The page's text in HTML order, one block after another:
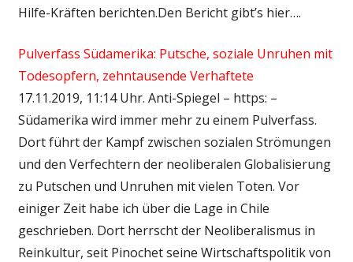
Hilfe-Kräften berichten.Den Bericht gibt’s hier….
Pulverfass Südamerika: Putsche, soziale Unruhen mit
Todesopfern, zehntausende Verhaftete
17.11.2019, 11:14 Uhr. Anti-Spiegel – https: –
Südamerika wird immer mehr zu einem Pulverfass.
Dort führt der Kampf zwischen sozialen Strömungen
und den Verfechtern der neoliberalen Globalisierung
zu Putschen und Unruhen mit vielen Toten. Vor
einiger Zeit habe ich über die Lage in Chile
geschrieben. Dort herrscht der Neoliberalismus in
Reinkultur, seit Pinochet seine Wirtschaftspolitik von